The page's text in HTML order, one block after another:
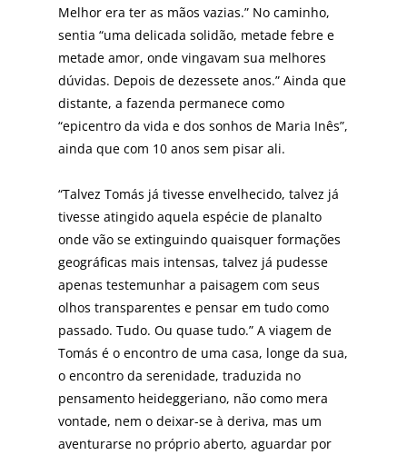
Melhor era ter as mãos vazias.” No caminho,
sentia “uma delicada solidão, metade febre e
metade amor, onde vingavam sua melhores
dúvidas. Depois de dezessete anos.” Ainda que
distante, a fazenda permane­ce como
“epicentro da vida e dos sonhos de Maria Inês”,
ainda que com 10 anos sem pisar ali.
“Talvez Tomás já tivesse envelhecido, talvez já
tivesse atingido aquela espécie de planalto
onde vão se extin­guindo quaisquer formações
geográficas mais intensas, talvez já pudesse
apenas testemunhar a paisagem com seus
olhos transparentes e pensar em tudo como
passa­do. Tudo. Ou quase tudo.” A viagem de
Tomás é o encon­tro de uma casa, longe da sua,
o encontro da serenidade, traduzida no
pensamento heideggeriano, não como me­ra
vontade, nem o deixar-se à deriva, mas um
aventurar­se no próprio aberto, aguardar por